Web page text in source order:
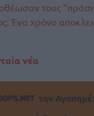
τους
Ένα χρόνο
νέα
την